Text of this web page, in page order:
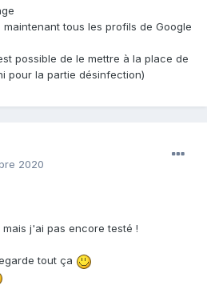
tous les profils de Google
possible de le mettre à la place de
pour la partie désinfection)
2020
j'ai pas encore testé !
tout ça